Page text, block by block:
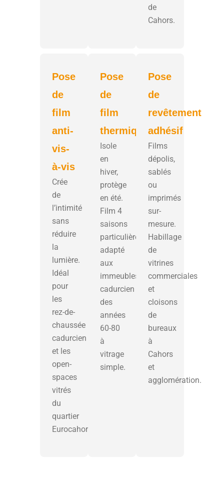
de
Cahors.
Pose
de
film
anti-
vis-
à-vis
Crée
de
l’intimité
sans
réduire
la
lumière.
Idéal
pour
les
rez-de-
chaussée
cadurcien
et les
open-
spaces
vitrés
du
quartier
Eurocahors.
Pose
de
film
thermique
Isole
en
hiver,
protège
en été.
Film 4
saisons
particulièrement
adapté
aux
immeubles
cadurcien
des
années
60-80
à
vitrage
simple.
Pose
de
revêtement
adhésif
Films
dépolis,
sablés
ou
imprimés
sur-
mesure.
Habillage
de
vitrines
commerciales
et
cloisons
de
bureaux
à
Cahors
et
agglomération.